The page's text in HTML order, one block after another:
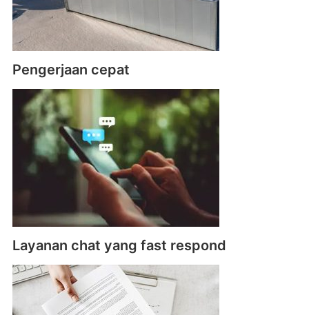
Pengerjaan cepat
Layanan chat yang fast respond